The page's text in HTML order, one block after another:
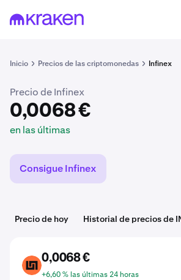
Inicio Precios de las criptomonedas Infinex
0,0068 €
Precio de Infinex
0,0068 €
en las últimas
Consigue Infinex
Precio de hoy Historial de precios de
INX
0,0068 €
+6,60 % las últimas 24 horas